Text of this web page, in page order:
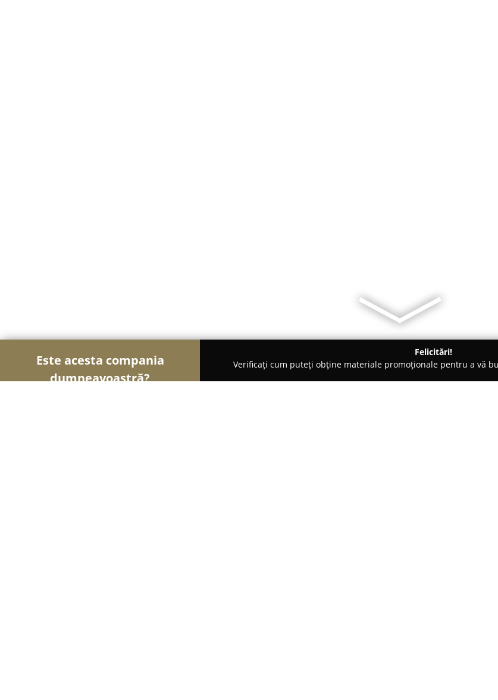
Este acesta compania
dumneavoastră?
Felicitări!
Verificați cum puteți obține materiale promoționale pentru a vă